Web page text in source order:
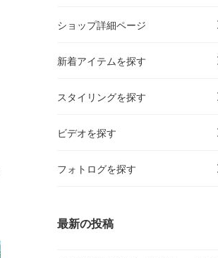
ショップ詳細ページ
新着アイテムを探す
スタイリングを探す
ビデオを探す
フォトログを探す
最新の投稿